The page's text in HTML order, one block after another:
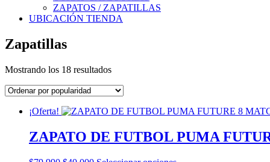
ZAPATOS / ZAPATILLAS
UBICACIÓN TIENDA
Zapatillas
Mostrando los 18 resultadosOrdenado
popularidad
¡Oferta!
ZAPATO DE FUTBOL PUMA